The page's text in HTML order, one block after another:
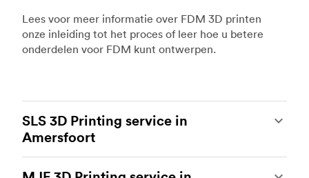
Lees voor meer informatie over FDM 3D printen
onze inleiding tot het proces of leer hoe u betere
onderdelen voor FDM kunt ontwerpen.
SLS 3D Printing service in
Amersfoort